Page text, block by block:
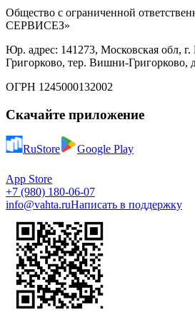
Общество с ограниченной
СЕРВИСЕЗ»
Юр. адрес: 141273, Московская обл,
Григорково, тер. Вишни-Григорково,
ОГРН 1245000132002
Скачайте приложение
RuStore Google Play
App Store
+7 (980) 180-06-07
info@vahta.ruНаписать в поддержку